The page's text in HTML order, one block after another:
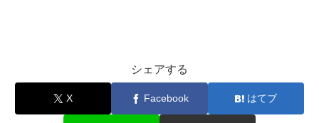
シェアする
X Facebook はてブ